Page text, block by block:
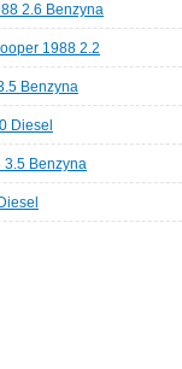
2.6 Benzyna
1988 2.2
Benzyna
Diesel
3.5 Benzyna